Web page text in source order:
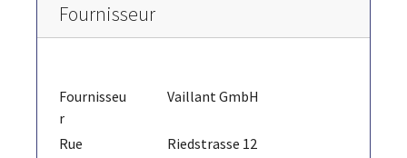
Fournisseur
Fournisseu
r
Vaillant GmbH
Rue
Riedstrasse 12